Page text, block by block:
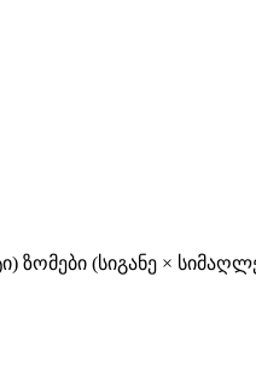
ზომები (სიგანე ×